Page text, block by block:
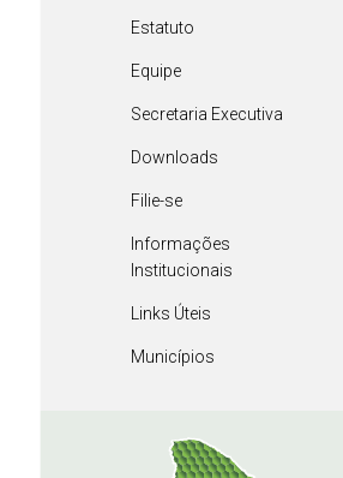
Estatuto
Equipe
Secretaria Executiva
Downloads
Filie-se
Informações
Institucionais
Links Úteis
Municípios